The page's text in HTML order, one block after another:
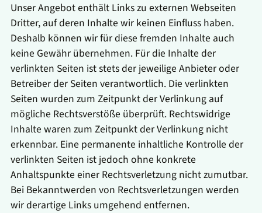
Unser Angebot enthält Links zu externen Webseiten
Dritter, auf deren Inhalte wir keinen Einfluss haben.
Deshalb können wir für diese fremden Inhalte auch
keine Gewähr übernehmen. Für die Inhalte der
verlinkten Seiten ist stets der jeweilige Anbieter oder
Betreiber der Seiten verantwortlich. Die verlinkten
Seiten wurden zum Zeitpunkt der Verlinkung auf
mögliche Rechtsverstöße überprüft. Rechtswidrige
Inhalte waren zum Zeitpunkt der Verlinkung nicht
erkennbar. Eine permanente inhaltliche Kontrolle der
verlinkten Seiten ist jedoch ohne konkrete
Anhaltspunkte einer Rechtsverletzung nicht zumutbar.
Bei Bekanntwerden von Rechtsverletzungen werden
wir derartige Links umgehend entfernen.